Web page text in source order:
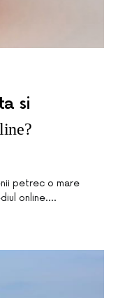
si
petrec o mare
online.…